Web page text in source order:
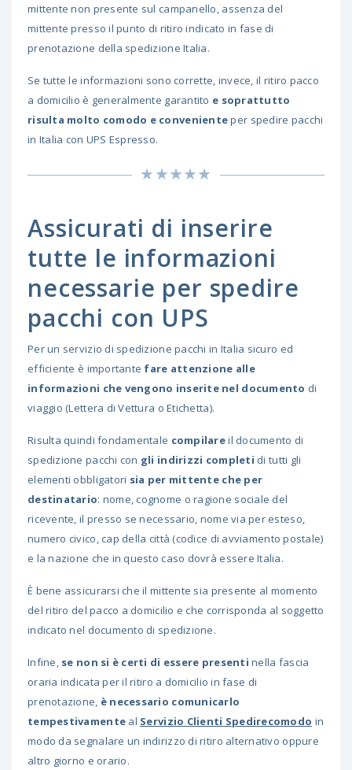
mittente non presente sul campanello, assenza del
mittente presso il punto di ritiro indicato in fase di
prenotazione della spedizione Italia.
Se tutte le informazioni sono corrette, invece, il ritiro pacco
a domicilio è generalmente garantito e soprattutto
risulta molto comodo e convenienteper spedire pacchi
in Italia con UPS Espresso.
Assicurati di inserire
tutte le informazioni
necessarie per spedire
pacchi con UPS
Per un servizio di spedizione pacchi in Italia sicuro ed
efficiente è importante fare attenzione alle
informazioni che vengono inserite nel documento di
viaggio (Lettera di Vettura o Etichetta).
Risulta quindi fondamentale compilareil documento di
spedizione pacchi con gli indirizzi completi di tutti gli
elementi obbligatori sia per mittente che per
destinatario: nome, cognome o ragione sociale del
ricevente, il presso se necessario, nome via per esteso,
numero civico, cap della città (codice di avviamento postale)
e la nazione che in questo caso dovrà essere Italia.
È bene assicurarsi che il mittente sia presente al momento
del ritiro del pacco a domicilio e che corrisponda al soggetto
indicato nel documento di spedizione.
Infine, se non si è certi di essere presenti nella fascia
oraria indicata per il ritiro a domicilio in fase di
prenotazione, è necessario comunicarlo
tempestivamente al Servizio Clienti Spedirecomodo in
modo da segnalare un indirizzo di ritiro alternativo oppure
altro giorno e orario.